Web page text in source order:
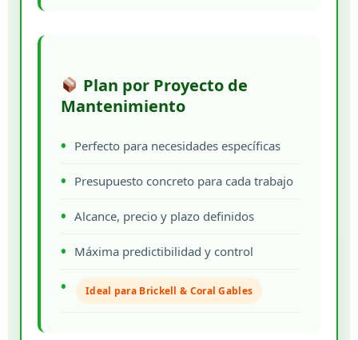
Plan por Proyecto de
Mantenimiento
Perfecto para necesidades específicas
Presupuesto concreto para cada trabajo
Alcance, precio y plazo definidos
Máxima predictibilidad y control
Ideal para Brickell & Coral Gables